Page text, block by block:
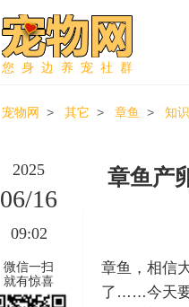
您身边养宠社群
宠物网 > 其它 > 章鱼 > 知识
2025
06/16
09:02
微信一扫
就有惊喜
章鱼产
章鱼，相信
了……今天要